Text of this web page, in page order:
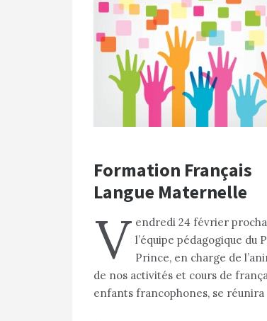
Formation Français
Langue Maternelle
V endredi 24 février
l’équipe pédagogique du
Prince, en charge de
de nos activités et cours de
enfants francophones, se réunira